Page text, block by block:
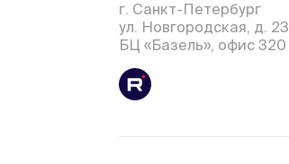
г. Санкт-Петербург
ул. Новгородская, д. 23
БЦ «Базель», офис 320